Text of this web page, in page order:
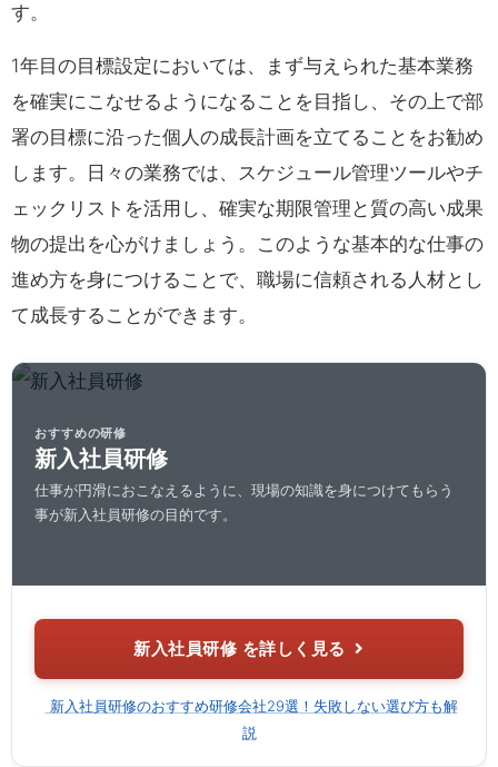
す。
1年目の目標設定においては、まず与えられた基本業務
を確実にこなせるようになることを目指し、その上で部
署の目標に沿った個人の成長計画を立てることをお勧め
します。日々の業務では、スケジュール管理ツールやチ
ェックリストを活用し、確実な期限管理と質の高い成果
物の提出を心がけましょう。このような基本的な仕事の
進め方を身につけることで、職場に信頼される人材とし
て成長することができます。
おすすめの研修
新入社員研修
仕事が円滑におこなえるように、現場の知識を身につけてもらう
事が新入社員研修の目的です。
新入社員研修 を詳しく見る
新入社員研修のおすすめ研修会社29選！失敗しない選び方も解
説